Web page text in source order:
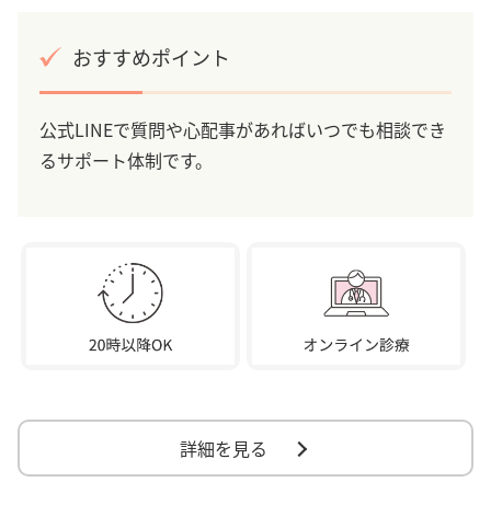
おすすめポイント
公式LINEで質問や心配事があればいつでも相談でき
るサポート体制です。
詳細を見る